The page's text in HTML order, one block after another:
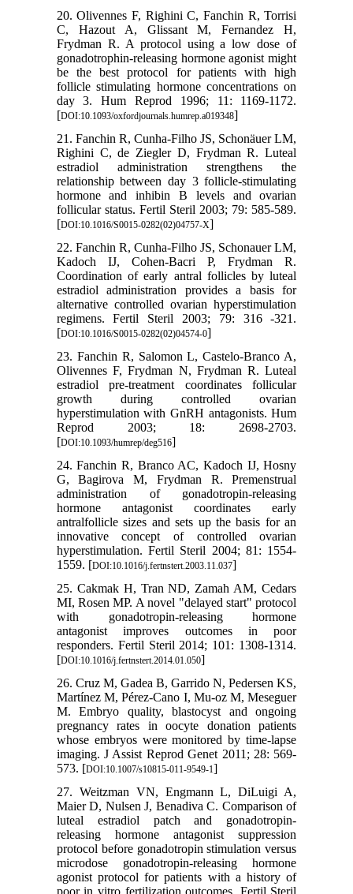
20. Olivennes F, Righini C, Fanchin R, Torrisi
C, Hazout A, Glissant M, Fernandez H,
Frydman R. A protocol using a low dose of
gonadotrophin-releasing hormone agonist might
be the best protocol for patients with high
follicle stimulating hormone concentrations on
day 3. Hum Reprod 1996; 11: 1169-1172.
[DOI:10.1093/oxfordjournals.humrep.a019348]
21. Fanchin R, Cunha-Filho JS, Schonäuer LM,
Righini C, de Ziegler D, Frydman R. Luteal
estradiol administration strengthens the
relationship between day 3 follicle-stimulating
hormone and inhibin B levels and ovarian
follicular status. Fertil Steril 2003; 79: 585-589.
[DOI:10.1016/S0015-0282(02)04757-X]
22. Fanchin R, Cunha-Filho JS, Schonauer LM,
Kadoch IJ, Cohen-Bacri P, Frydman R.
Coordination of early antral follicles by luteal
estradiol administration provides a basis for
alternative controlled ovarian hyperstimulation
regimens. Fertil Steril 2003; 79: 316 -321.
[DOI:10.1016/S0015-0282(02)04574-0]
23. Fanchin R, Salomon L, Castelo‐Branco A,
Olivennes F, Frydman N, Frydman R. Luteal
estradiol pre‐treatment coordinates follicular
growth during controlled ovarian
hyperstimulation with GnRH antagonists. Hum
Reprod 2003; 18: 2698-2703.
[DOI:10.1093/humrep/deg516]
24. Fanchin R, Branco AC, Kadoch IJ, Hosny
G, Bagirova M, Frydman R. Premenstrual
administration of gonadotropin-releasing
hormone antagonist coordinates early
antralfollicle sizes and sets up the basis for an
innovative concept of controlled ovarian
hyperstimulation. Fertil Steril 2004; 81: 1554-
1559. [DOI:10.1016/j.fertnstert.2003.11.037]
25. Cakmak H, Tran ND, Zamah AM, Cedars
MI, Rosen MP. A novel "delayed start" protocol
with gonadotropin-releasing hormone
antagonist improves outcomes in poor
responders. Fertil Steril 2014; 101: 1308-1314.
[DOI:10.1016/j.fertnstert.2014.01.050]
26. Cruz M, Gadea B, Garrido N, Pedersen KS,
Martínez M, Pérez-Cano I, Mu-oz M, Meseguer
M. Embryo quality, blastocyst and ongoing
pregnancy rates in oocyte donation patients
whose embryos were monitored by time-lapse
imaging. J Assist Reprod Genet 2011; 28: 569-
573. [DOI:10.1007/s10815-011-9549-1]
27. Weitzman VN, Engmann L, DiLuigi A,
Maier D, Nulsen J, Benadiva C. Comparison of
luteal estradiol patch and gonadotropin-
releasing hormone antagonist suppression
protocol before gonadotropin stimulation versus
microdose gonadotropin-releasing hormone
agonist protocol for patients with a history of